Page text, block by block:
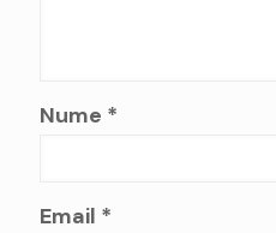
Nume *
Email *